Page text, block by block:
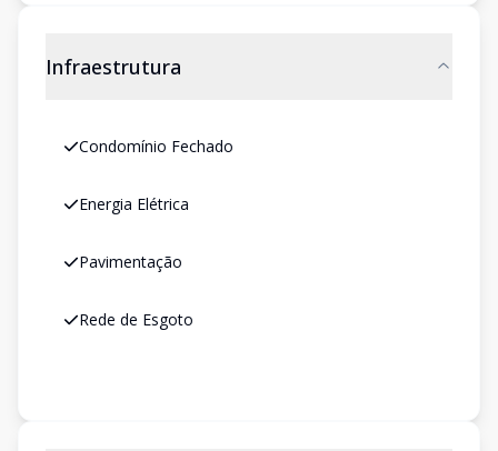
Infraestrutura
Condomínio Fechado
Energia Elétrica
Pavimentação
Rede de Esgoto